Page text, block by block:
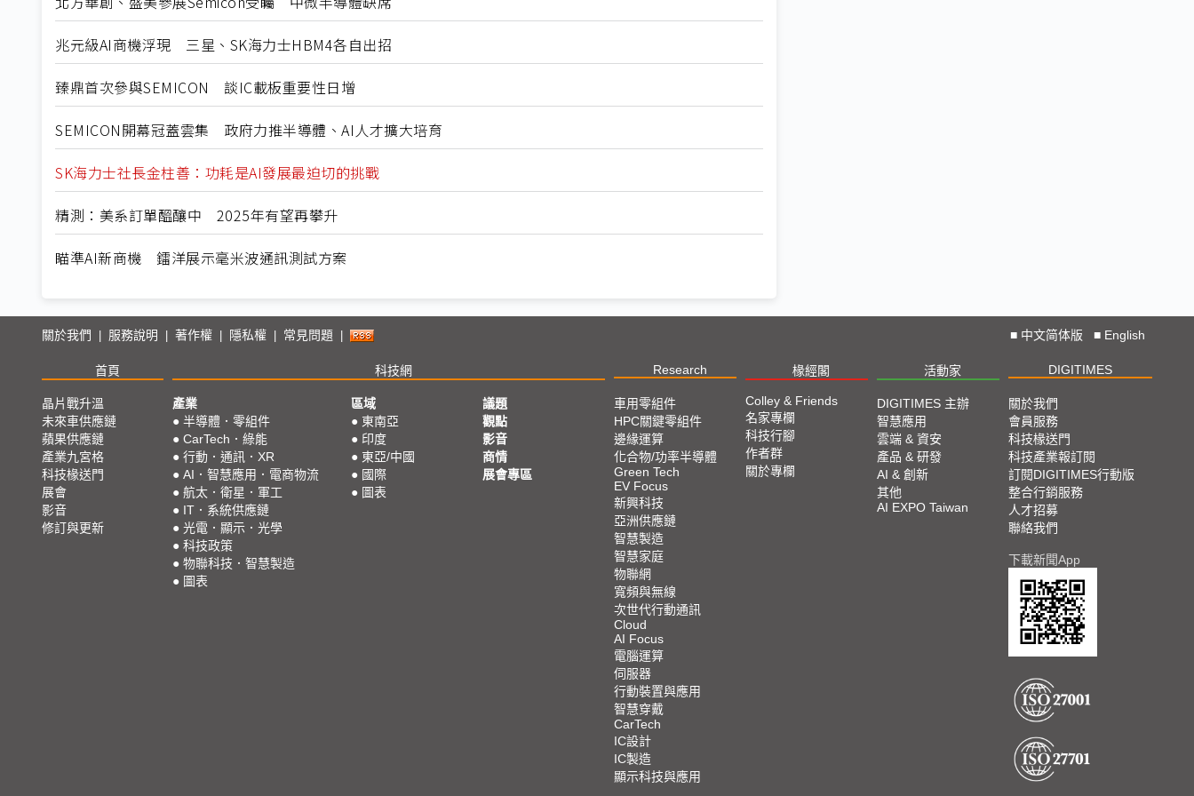
兆元級AI商機浮現 三星、SK海力士HBM4各自出招
臻鼎首次參與SEMICON 談IC載板重要性日增
SEMICON開幕冠蓋雲集 政府力推半導體、AI人才擴大培育
SK海力士社長金柱善：功耗是AI發展最迫切的挑戰
精測：美系訂單醞釀中 2025年有望再攀升
瞄準AI新商機 鐳洋展示毫米波通訊測試方案
關於我們 | 服務說明 | 著作權 | 隱私權 | 常見問題 | ■ 中文简体版 ■ English
首頁 科技網 Research 椽經閣 活動家 DIGITIMES
晶片戰升溫
未來車供應鏈
蘋果供應鏈
產業九宮格
科技椽送門
展會
影音
修訂與更新
產業
● 半導體．零組件
● CarTech．綠能
● 行動．通訊．XR
● AI．智慧應用．電商物流
● 航太．衛星．軍工
● IT．系統供應鏈
● 光電．顯示．光學
● 科技政策
● 物聯科技．智慧製造
● 圖表
區域
● 東南亞
● 印度
● 東亞/中國
● 國際
● 圖表
議題
觀點
影音
商情
展會專區
車用零組件
HPC關鍵零組件
邊緣運算
化合物/功率半導體
Green Tech
EV Focus
新興科技
亞洲供應鏈
智慧製造
智慧家庭
物聯網
寬頻與無線
次世代行動通訊
Cloud
AI Focus
電腦運算
伺服器
行動裝置與應用
智慧穿戴
CarTech
IC設計
IC製造
顯示科技與應用
Colley & Friends
名家專欄
科技行腳
作者群
關於專欄
DIGITIMES 主辦
智慧應用
雲端 & 資安
產品 & 研發
AI & 創新
其他
AI EXPO Taiwan
關於我們
會員服務
科技椽送門
科技產業報訂閱
訂閱DIGITIMES行動版
整合行銷服務
人才招募
聯絡我們
下載新聞App